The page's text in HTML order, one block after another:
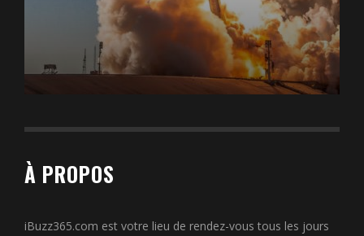
À PROPOS
iBuzz365.com est votre lieu de rendez-vous tous les jours